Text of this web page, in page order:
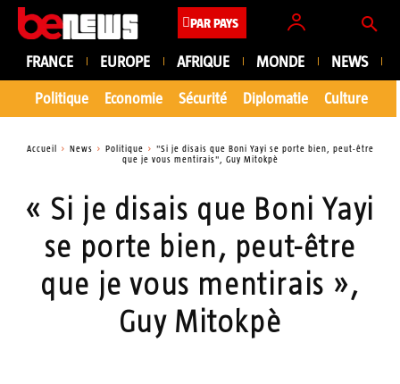
PAR PAYS
FRANCE EUROPE AFRIQUE MONDE NEWS
Politique Economie Sécurité Diplomatie Culture
Accueil News Politique
"Si je disais que Boni Yayi se porte bien, peut-être
que je vous mentirais", Guy Mitokpè
« Si je disais que Boni Yayi
se porte bien, peut-être
que je vous mentirais »,
Guy Mitokpè